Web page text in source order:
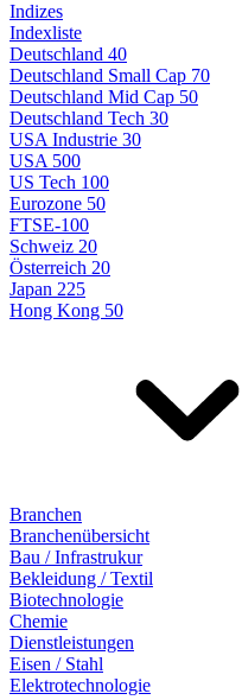
Indizes
Indexliste
Deutschland 40
Deutschland Small Cap 70
Deutschland Mid Cap 50
Deutschland Tech 30
USA Industrie 30
USA 500
US Tech 100
Eurozone 50
FTSE-100
Schweiz 20
Österreich 20
Japan 225
Hong Kong 50
Branchen
Branchenübersicht
Bau / Infrastrukur
Bekleidung / Textil
Biotechnologie
Chemie
Dienstleistungen
Eisen / Stahl
Elektrotechnologie